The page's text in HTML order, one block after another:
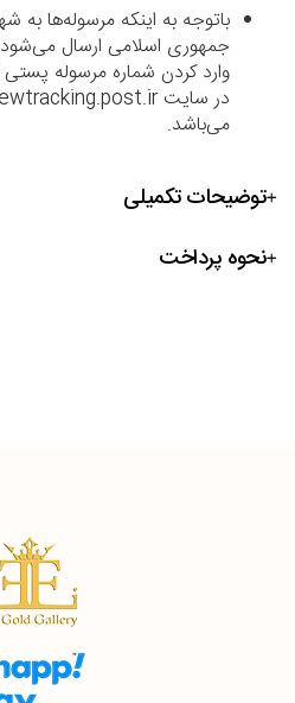
باتوجه به اینکه مرسوله‌ها
جمهوری اسلامی ارسال
وارد کردن شماره مرسوله
می‌باشد.
توضیحات تکمیلی
نحوه پرداخت